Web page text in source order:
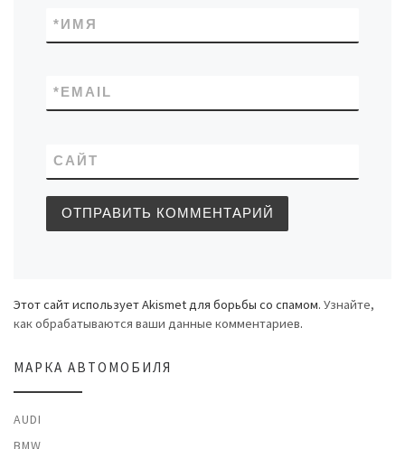
ИМЯ
*
EMAIL
*
САЙТ
Этот сайт использует Akismet для борьбы со спамом. Узнайте,
как обрабатываются ваши данные комментариев.
МАРКА АВТОМОБИЛЯ
AUDI
BMW